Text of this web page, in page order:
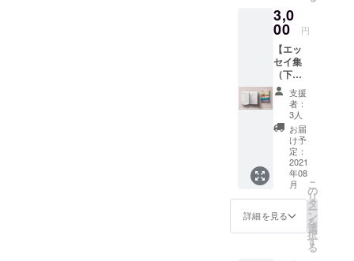
希望し
ない場
合 その
旨備考
欄にご
入力く
ださ
い。
入力く
ださ
い。 記
載され
た表記
の通り
に、巻
末の
「ご支
援者一
覧」に
掲載し
ます。
■エッセ
イ集巻
名前の
掲載を
にお名
前をご
入力く
ださ
い。 記
載され
た表記
の通り
に、巻
末の
「ご支
援者一
覧」に
掲載し
ます。
■エッセ
イ集巻
イ集
（下
巻）を2
冊お届
けしま
す。 巻
末に掲
載する
「ご支
援者一
覧」に
あなた
のお名
前を掲
載しま
す。 岡
崎デザ
3,0
00 円
【エッ
セイ集
（下
巻）2冊
＋エッ
セイ集
巻末に
お名前
掲載
（希望
者の
み）＋
缶バッ
ジセッ
ト】
エッセ
支援
者：
3人
お届
け予
定：
2021
年08
月
詳細を見る
こ
の
リ
タ
ー
ン
を
選
択
す
る